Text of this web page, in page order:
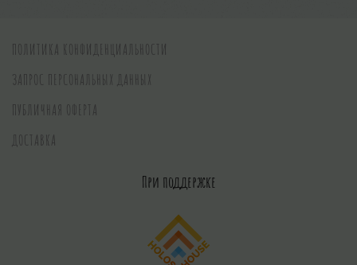
ПОЛИТИКА КОНФИДЕНЦИАЛЬНОСТИ
ЗАПРОС ПЕРСОНАЛЬНЫХ ДАННЫХ
ПУБЛИЧНАЯ ОФЕРТА
ДОСТАВКА
При поддержке